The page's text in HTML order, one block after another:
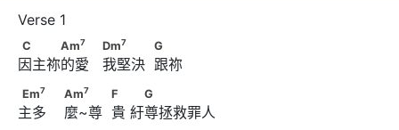
C　　　Am
Dm
C Am7 Dm7 G
因主祢的愛   我堅決  跟祢
Em7 Am
Em7 Am7 F G
主多    麼~尊  貴 紆尊拯救罪人